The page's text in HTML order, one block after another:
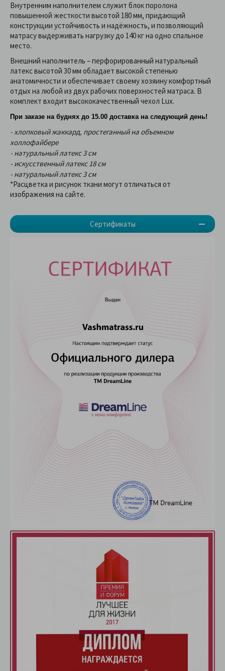
Сертификаты
Внутренним наполнителем служит блок поролона
повышенной жесткости высотой 180 мм, придающий
конструкции устойчивость и надёжность, и позволяющий
матрасу выдерживать нагрузку до 140 кг на одно спальное
место.
Внешний наполнитель – перфорированный натуральный
латекс высотой 30 мм обладает высокой степенью
анатомичности и обеспечивает своему хозяину комфортный
отдых на любой из двух рабочих поверхностей матраса. В
комплект входит высококачественный чехол Lux.
При заказе на буднях до 15.00 доставка на следующий день!
- хлопковый жаккард, простеганный на объемном
холлофайбере
- натуральный латекс 3 см
- искусственный латекс 18 см
- натуральный латекс 3 см
*Расцветка и рисунок ткани могут отличаться от
изображения на сайте.